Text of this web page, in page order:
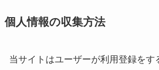
個人情報の収集方法
当サイトはユーザーが利用登録をす